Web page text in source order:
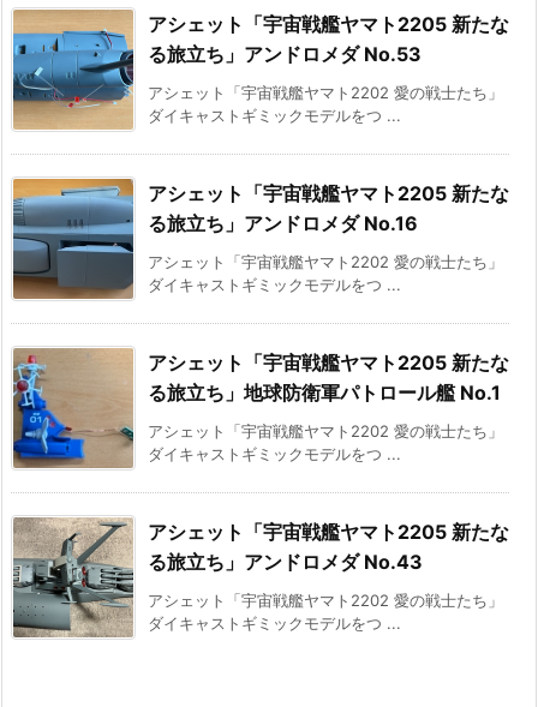
アシェット「宇宙戦艦ヤマト2205 新たな
る旅立ち」アンドロメダ No.53
アシェット「宇宙戦艦ヤマト2202 愛の戦士たち」
ダイキャストギミックモデルをつ ...
アシェット「宇宙戦艦ヤマト2205 新たな
る旅立ち」アンドロメダ No.16
アシェット「宇宙戦艦ヤマト2202 愛の戦士たち」
ダイキャストギミックモデルをつ ...
アシェット「宇宙戦艦ヤマト2205 新たな
る旅立ち」地球防衛軍パトロール艦 No.1
アシェット「宇宙戦艦ヤマト2202 愛の戦士たち」
ダイキャストギミックモデルをつ ...
アシェット「宇宙戦艦ヤマト2205 新たな
る旅立ち」アンドロメダ No.43
アシェット「宇宙戦艦ヤマト2202 愛の戦士たち」
ダイキャストギミックモデルをつ ...